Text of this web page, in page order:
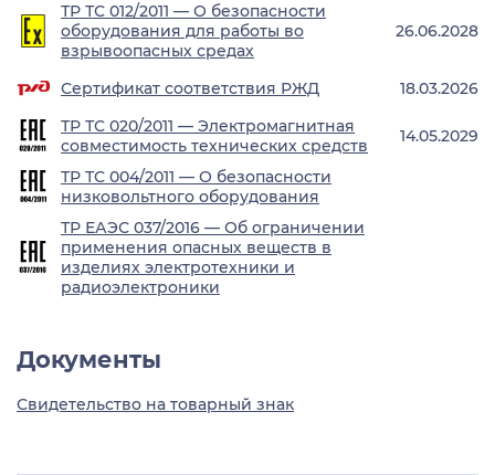
ТР ТС 012/2011 — О безопасности
оборудования для работы во
взрывоопасных средах
26.06.2028
Сертификат соответствия РЖД
18.03.2026
ТР ТС 020/2011 — Электромагнитная
совместимость технических средств
14.05.2029
ТР ТС 004/2011 — О безопасности
низковольтного оборудования
ТР ЕАЭС 037/2016 — Об ограничении
применения опасных веществ в
изделиях электротехники и
радиоэлектроники
Документы
Свидетельство на товарный знак